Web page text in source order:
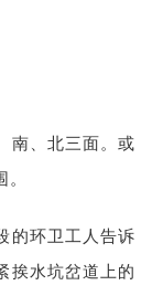
南、北三面。或
的环卫工人告诉
挨水坑岔道上的